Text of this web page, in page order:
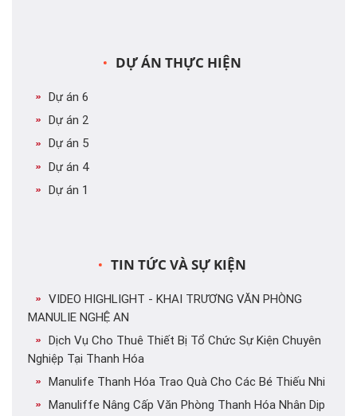
DỰ ÁN THỰC HIỆN
Dự án 6
Dự án 2
Dự án 5
Dự án 4
Dự án 1
TIN TỨC VÀ SỰ KIỆN
VIDEO HIGHLIGHT - KHAI TRƯƠNG VĂN PHÒNG
MANULIE NGHỆ AN
Dịch Vụ Cho Thuê Thiết Bị Tổ Chức Sự Kiện Chuyên
Nghiệp Tại Thanh Hóa
Manulife Thanh Hóa Trao Quà Cho Các Bé Thiếu Nhi
Manuliffe Nâng Cấp Văn Phòng Thanh Hóa Nhân Dịp